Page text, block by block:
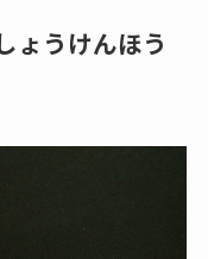
ょうけんほう